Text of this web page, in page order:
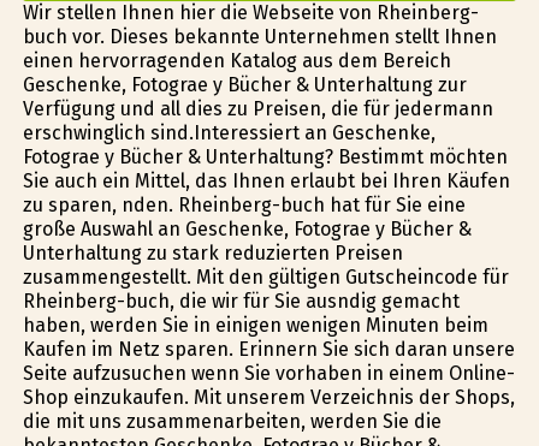
Wir stellen Ihnen hier die Webseite von Rheinberg-
buch vor. Dieses bekannte Unternehmen stellt Ihnen
einen hervorragenden Katalog aus dem Bereich
Geschenke, Fotografie y Bücher & Unterhaltung zur
Verfügung und all dies zu Preisen, die für jedermann
erschwinglich sind.Interessiert an Geschenke,
Fotografie y Bücher & Unterhaltung? Bestimmt möchten
Sie auch ein Mittel, das Ihnen erlaubt bei Ihren Käufen
zu sparen, finden. Rheinberg-buch hat für Sie eine
große Auswahl an Geschenke, Fotografie y Bücher &
Unterhaltung zu stark reduzierten Preisen
zusammengestellt. Mit den gültigen Gutscheincode für
Rheinberg-buch, die wir für Sie ausfindig gemacht
haben, werden Sie in einigen wenigen Minuten beim
Kaufen im Netz sparen. Erinnern Sie sich daran unsere
Seite aufzusuchen wenn Sie vorhaben in einem Online-
Shop einzukaufen. Mit unserem Verzeichnis der Shops,
die mit uns zusammenarbeiten, werden Sie die